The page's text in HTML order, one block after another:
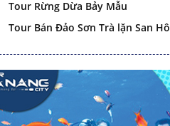
Tour Rừng Dừa Bảy Mẫu
Tour Bán Đảo Sơn Trà lặn San Hô